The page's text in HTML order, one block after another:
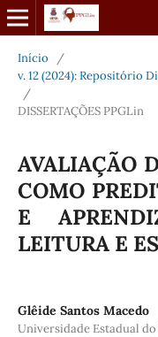
Início /
v. 12 (2024): Repositório
/
DISSERTAÇÕES PPGLin
AVALIAÇÃO
COMO
E
LEITURA E
Glêide Santos Macedo
Universidade Estadual do